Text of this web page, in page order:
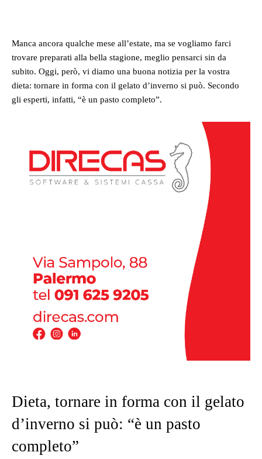
Manca ancora qualche mese all’estate, ma se vogliamo farci
trovare preparati alla bella stagione, meglio pensarci sin da
subito. Oggi, però, vi diamo una buona notizia per la vostra
dieta: tornare in forma con il gelato d’inverno si può. Secondo
gli esperti, infatti, “è un pasto completo”.
Dieta, tornare in forma con il gelato
d’inverno si può: “è un pasto
completo”